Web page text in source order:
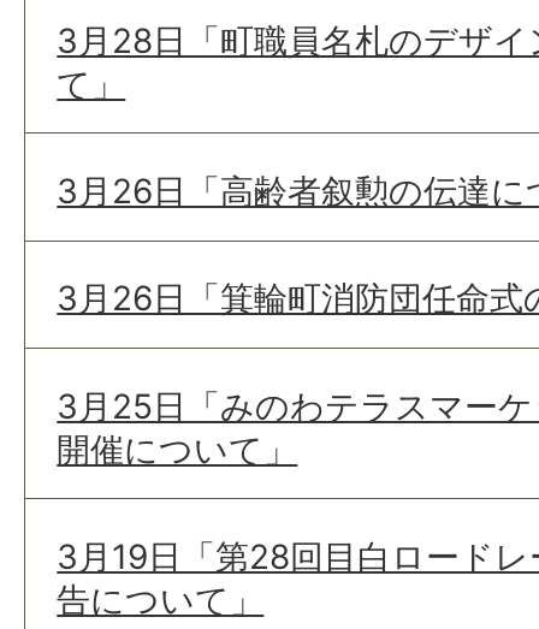
3月28日「町職員名札のデザ
て」
3月26日「高齢者叙勲の伝達に
3月26日「箕輪町消防団任命
3月25日「みのわテラスマー
開催について」
3月19日「第28回目白ロード
告について」